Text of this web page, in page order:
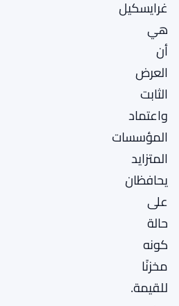
غرايسكيل
هي
أن
العرض
الثابت
واعتماد
المؤسسات
المتزايد
يحافظان
على
حالة
كونه
مخزنًا
للقيمة.